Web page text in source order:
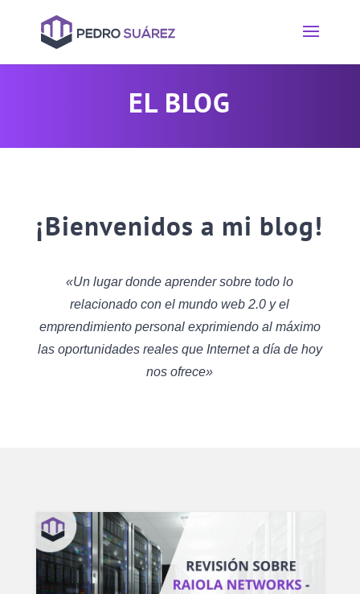
EL BLOG
¡Bienvenidos a mi blog!
«Un lugar donde aprender sobre todo lo
relacionado con el mundo web 2.0 y el
emprendimiento personal exprimiendo al máximo
las oportunidades reales que Internet a día de hoy
nos ofrece»